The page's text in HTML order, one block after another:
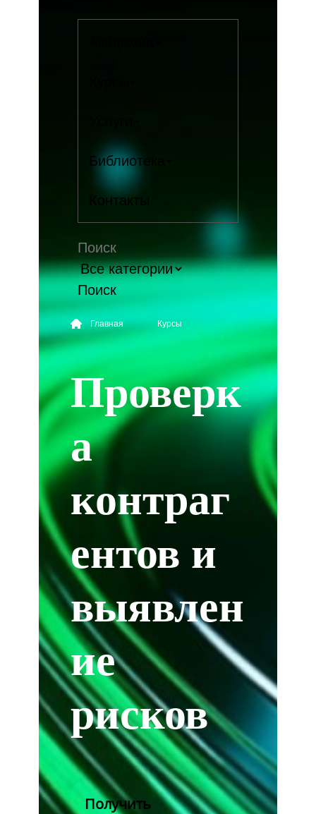
Библиотека
Контакты
Поиск
Главная Курсы
Проверк
а
контраг
ентов и
выявлен
ие
рисков
Получить